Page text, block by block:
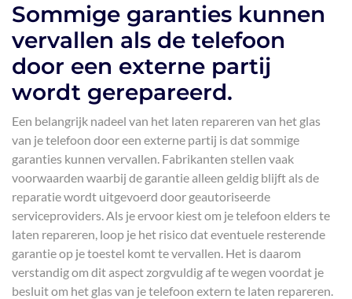
Sommige garanties kunnen
vervallen als de telefoon
door een externe partij
wordt gerepareerd.
Een belangrijk nadeel van het laten repareren van het glas
van je telefoon door een externe partij is dat sommige
garanties kunnen vervallen. Fabrikanten stellen vaak
voorwaarden waarbij de garantie alleen geldig blijft als de
reparatie wordt uitgevoerd door geautoriseerde
serviceproviders. Als je ervoor kiest om je telefoon elders te
laten repareren, loop je het risico dat eventuele resterende
garantie op je toestel komt te vervallen. Het is daarom
verstandig om dit aspect zorgvuldig af te wegen voordat je
besluit om het glas van je telefoon extern te laten repareren.